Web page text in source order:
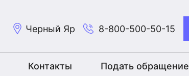
Черный Яр 8-800-500-50-15
Контакты Подать обращение